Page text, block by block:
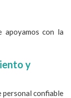
apoyamos con la
y
personal confiable